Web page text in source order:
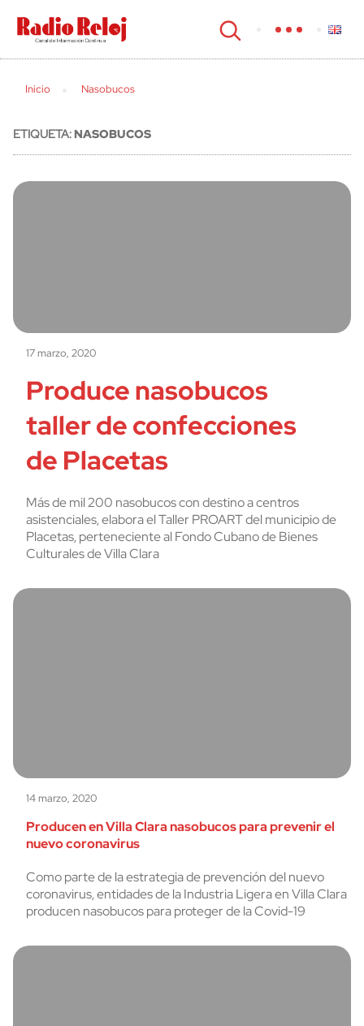
cerrar
Inicio Nasobucos
ETIQUETA:NASOBUCOS
17 marzo, 2020
Produce nasobucos
taller de confecciones
de Placetas
Más de mil 200 nasobucos con destino a centros
asistenciales, elabora el Taller PROART del municipio de
Placetas, perteneciente al Fondo Cubano de Bienes
Culturales de Villa Clara
14 marzo, 2020
Producen en Villa Clara nasobucos para prevenir el
nuevo coronavirus
Como parte de la estrategia de prevención del nuevo
coronavirus, entidades de la Industria Ligera en Villa Clara
producen nasobucos para proteger de la Covid-19